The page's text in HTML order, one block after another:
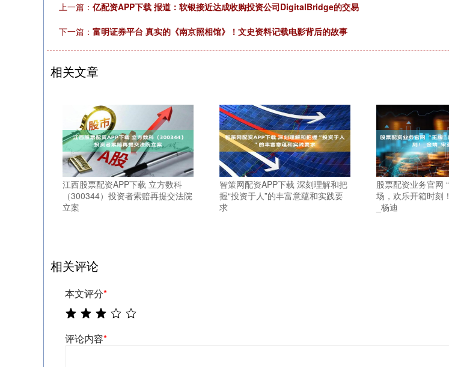
上一篇： 亿配资APP下载 报道：软银接近达成收购投资公司DigitalBridge的交易
下一篇： 富明证券平台 真实的《南京照相馆》！文史资料记载电影背后的故事
相关文章
江西股票配资APP下载 立方数科
（300344）投资者索赔再提交法院
立案
智策网配资APP下载 深刻理解和把
握“投资于人”的丰富意蕴和实践要
求
股票配资业务官网
场，欢乐开箱时刻
_杨迪
相关评论
本文评分*
评论内容*